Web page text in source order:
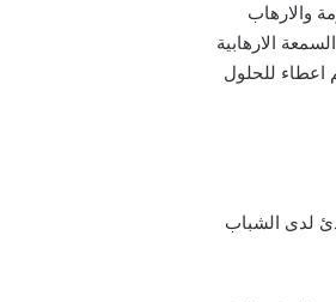
بين المقاومة والارهاب
الارهابية
اعطاء للحلول
لدى الشباب